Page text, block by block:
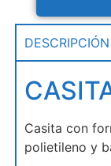
DESCRIPCIÓN
Casita con
polietileno y